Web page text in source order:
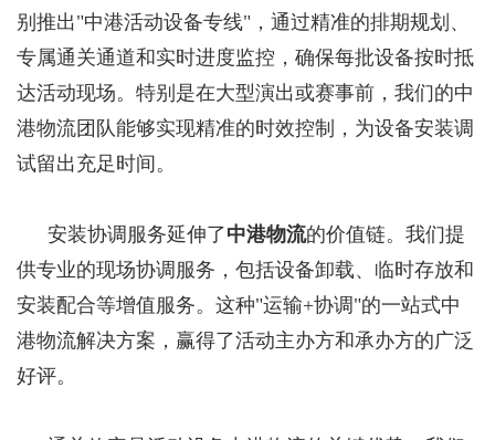
别推出"中港活动设备专线"，通过精准的排期规划、
专属通关通道和实时进度监控，确保每批设备按时抵
达活动现场。特别是在大型演出或赛事前，我们的中
港物流团队能够实现精准的时效控制，为设备安装调
试留出充足时间。
安装协调服务延伸了中港物流的价值链。我们提
供专业的现场协调服务，包括设备卸载、临时存放和
安装配合等增值服务。这种"运输+协调"的一站式中
港物流解决方案，赢得了活动主办方和承办方的广泛
好评。